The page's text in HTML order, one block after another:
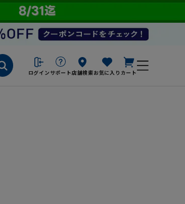
ログイン サポート店舗検索お気に入り カート